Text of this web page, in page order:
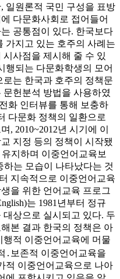
일원론적 국민 구성을 표방
다문화사회로 접어들어
공통점이 있다. 한국보다
가지고 있는 호주의 사례는
사점을 제시해 줄 수 있
행되는 다문화학생의 모어
는 한국과 호주의 정책문
헌분석 방법을 사용하였
화 인터뷰를 통해 보충하
다문화 정책의 일환으로
, 2010~2012년 시기에 이
지정 등의 정책이 시작됐
지하며 이중언어교육보
는 모습이 나타났다는 것
지속적으로 이중언어교육
을 위한 언어교육 프로그
는 1981년부터 정규
상으로 실시되고 있다. 두
본 결과 한국의 정책은 아
적 이중언어교육에 머물
․보존적 이중언어교육을
적 이중언어교육으로 나아